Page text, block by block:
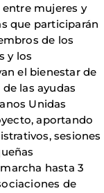
mujeres y
que participarán
de los
y los
el bienestar de
las ayudas
Unidas
aportando
sesiones
hasta 3
de